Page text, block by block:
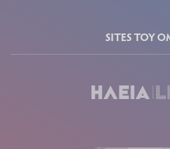
SITES ΤΟΥ